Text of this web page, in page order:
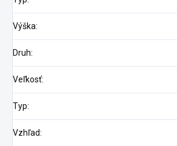
Výška:
Druh:
Veľkosť:
Typ:
Vzhľad: